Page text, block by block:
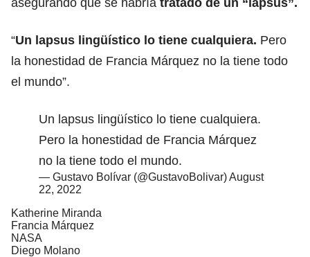
“Un lapsus lingüístico lo tiene cualquiera. Pero
la honestidad de Francia Márquez no la tiene todo
el mundo”.
Un lapsus lingüístico lo tiene cualquiera.
Pero la honestidad de Francia Márquez
no la tiene todo el mundo.
— Gustavo Bolívar (@GustavoBolivar)August
22, 2022
Katherine Miranda
Francia Márquez
NASA
Diego Molano